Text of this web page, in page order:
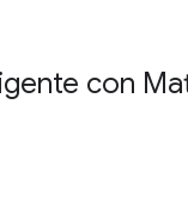
con